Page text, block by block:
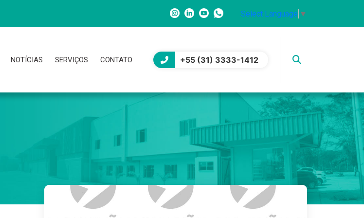
Select Language ▼
NOTÍCIAS SERVIÇOS CONTATO +55 (31) 3333-1412